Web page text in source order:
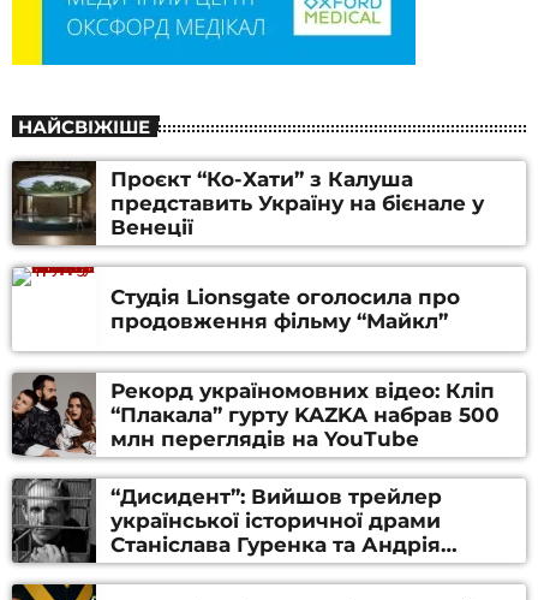
НАЙСВІЖІШЕ
Проєкт “Ко-Хати” з Калуша
представить Україну на бієнале у
Венеції
Студія Lionsgate оголосила про
продовження фільму “Майкл”
Рекорд україномовних відео: Кліп
“Плакала” гурту KAZKA набрав 500
млн переглядів на YouTube
“Дисидент”: Вийшов трейлер
української історичної драми
Станіслава Гуренка та Андрія
Алфьорова (ВІДЕО)